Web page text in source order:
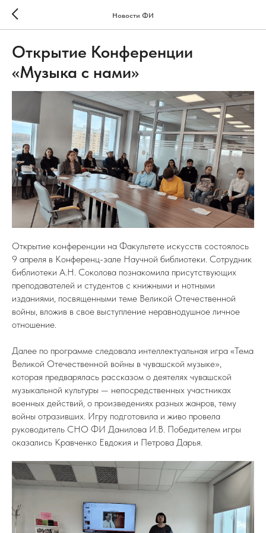
Новости ФИ
Открытие Конференции
«Музыка с нами»
Открытие конференции на Факультете искусств состоялось
9 апреля в Конференц-зале Научной библиотеки. Сотрудник
библиотеки А.Н. Соколова познакомила присутствующих
преподавателей и студентов с книжными и нотными
изданиями, посвященными теме Великой Отечественной
войны, вложив в свое выступление неравнодушное личное
отношение.
Далее по программе следовала интеллектуальная игра «Тема
Великой Отечественной войны в чувашской музыке»,
которая предварялась рассказом о деятелях чувашской
музыкальной культуры — непосредственных участниках
военных действий, о произведениях разных жанров, тему
войны отразивших. Игру подготовила и живо провела
руководитель СНО ФИ Данилова И.В. Победителем игры
оказались Кравченко Евдокия и Петрова Дарья.